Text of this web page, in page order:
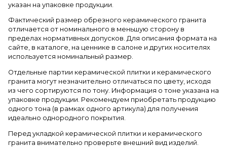
указан на упаковке продукции.
Фактический размер обрезного керамического гранита
отличается от номинального в меньшую сторону в
пределах нормативных допусков. Для описания формата на
сайте, в каталоге, на ценнике в салоне и других носителях
используется номинальный размер.
Отдельные партии керамической плитки и керамического
гранита могут незначительно отличаться по цвету, исходя
из чего сортируются по тону. Информация о тоне указана на
упаковке продукции. Рекомендуем приобретать продукцию
одного тона (в рамках одного артикула) для получения
идеально однородного покрытия.
Перед укладкой керамической плитки и керамического
гранита внимательно проверьте внешний вид изделий.